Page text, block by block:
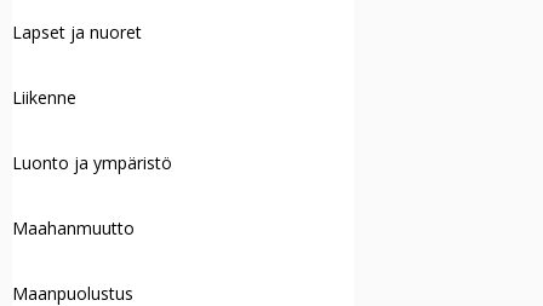
Lapset ja nuoret
Liikenne
Luonto ja ympäristö
Maahanmuutto
Maanpuolustus